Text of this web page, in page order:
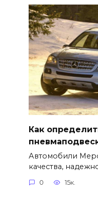
Как
Автомобили
качества,
0 15к.